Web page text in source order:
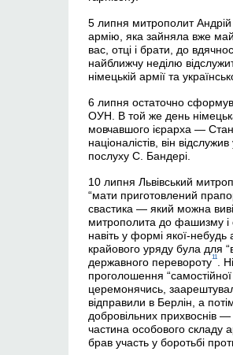
5 липня митрополит
армію, яка зайняла вже
вас, отці і брати, до
найближчу неділю
німецькій армії та
6 липня остаточно
ОУН. В той же день
мовчавшого ієрарха —
націоналістів, він
послуху С. Бандері.
10 липня Львівський
“мати приготовлений
свастика — який можна
митрополита до фашизму і
навіть у формі якої-
крайового уряду була для
державного перевороту11
.
проголошення
церемонячись,
відправили в Берлін, а
добровільних прихвоснів
частина особового складу
брав участь у боротьбі